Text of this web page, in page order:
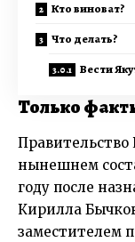
Кто виноват?
Что делать?
Вести
Только
Правительство
нынешнем
году после
Кирилла
заместителем